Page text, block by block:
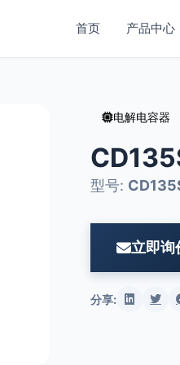
首页 产品中心
电解电容器
型号:
立即询
分享: